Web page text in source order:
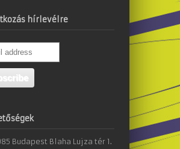
hírlevélre
Budapest Blaha Lujza tér 1.